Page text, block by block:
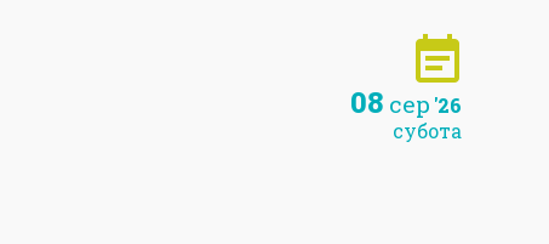
08 сер '26
субота